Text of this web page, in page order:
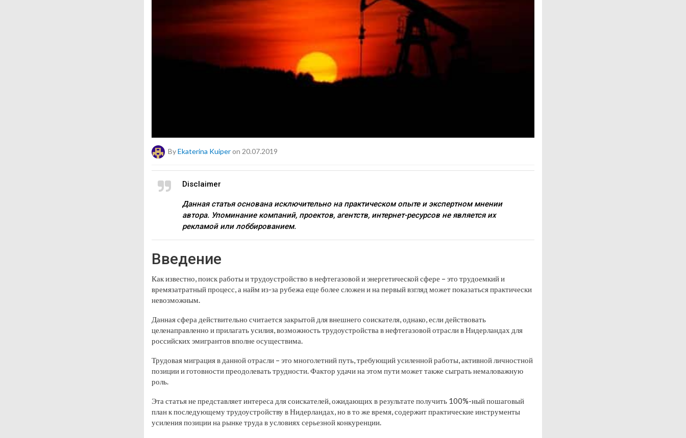
ByEkaterina Kuiperon 20.07.2019
Disclaimer
Данная статья основана исключительно на практическом опыте и экспертном мнении
автора. Упоминание компаний, проектов, агентств, интернет-ресурсов не является их
рекламой или лоббированием.
Введение
Как известно, поиск работы и трудоустройство в нефтегазовой и энергетической сфере – это трудоемкий и
времязатратный процесс, а найм из-за рубежа еще более сложен и на первый взгляд может показаться практически
невозможным.
Данная сфера действительно считается закрытой для внешнего соискателя, однако, если действовать
целенаправленно и прилагать усилия, возможность трудоустройства в нефтегазовой отрасли в Нидерландах для
российских эмигрантов вполне осуществима.
Трудовая миграция в данной отрасли – это многолетний путь, требующий усиленной работы, активной личностной
позиции и готовности преодолевать трудности. Фактор удачи на этом пути может также сыграть немаловажную
роль.
Эта статья не представляет интереса для соискателей, ожидающих в результате получить 100%-ный пошаговый
план к последующему трудоустройству в Нидерландах, но в то же время, содержит практические инструменты
усиления позиции на рынке труда в условиях серьезной конкуренции.